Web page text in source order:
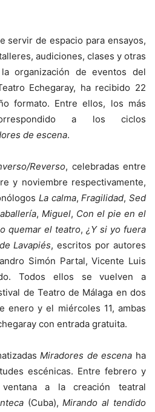
servir de espacio para ensayos,
audiciones, clases y otras
organización de eventos del
Echegaray, ha recibido 22
formato. Entre ellos, los más
a los ciclos
de escena.
Reverso, celebradas entre
y noviembre respectivamente,
La calma,Fragilidad, Sed
, Miguel, Con el pie en el
quemar el teatro, ¿Y si yo fuera
Lavapiés, escritos por autores
Simón Partal, Vicente Luis
Todos ellos se vuelven a
de Teatro de Málaga en dos
enero y el miércoles 11, ambas
con entrada gratuita.
Miradores de escena ha
escénicas. Entre febrero y
a la creación teatral
(Cuba),Mirando al tendido